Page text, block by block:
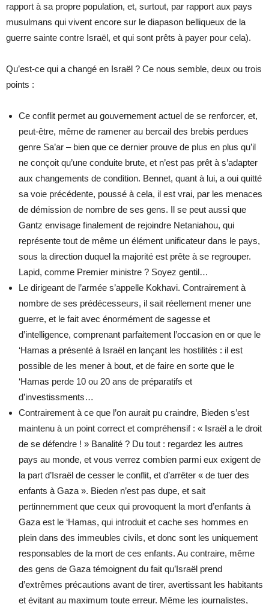
rapport à sa propre population, et, surtout, par rapport aux pays
musulmans qui vivent encore sur le diapason belliqueux de la
guerre sainte contre Israël, et qui sont prêts à payer pour cela).
Qu’est-ce qui a changé en Israël ? Ce nous semble, deux ou trois
points :
Ce conflit permet au gouvernement actuel de se renforcer, et,
peut-être, même de ramener au bercail des brebis perdues
genre Sa’ar – bien que ce dernier prouve de plus en plus qu’il
ne conçoit qu’une conduite brute, et n’est pas prêt à s’adapter
aux changements de condition. Bennet, quant à lui, a oui quitté
sa voie précédente, poussé à cela, il est vrai, par les menaces
de démission de nombre de ses gens. Il se peut aussi que
Gantz envisage finalement de rejoindre Netaniahou, qui
représente tout de même un élément unificateur dans le pays,
sous la direction duquel la majorité est prête à se regrouper.
Lapid, comme Premier ministre ? Soyez gentil…
Le dirigeant de l’armée s’appelle Kokhavi. Contrairement à
nombre de ses prédécesseurs, il sait réellement mener une
guerre, et le fait avec énormément de sagesse et
d’intelligence, comprenant parfaitement l’occasion en or que le
‘Hamas a présenté à Israël en lançant les hostilités : il est
possible de les mener à bout, et de faire en sorte que le
‘Hamas perde 10 ou 20 ans de préparatifs et
d’investissments…
Contrairement à ce que l’on aurait pu craindre, Bieden s’est
maintenu à un point correct et compréhensif : « Israël a le droit
de se défendre ! » Banalité ? Du tout : regardez les autres
pays au monde, et vous verrez combien parmi eux exigent de
la part d’Israël de cesser le conflit, et d’arrêter « de tuer des
enfants à Gaza ». Bieden n’est pas dupe, et sait
pertinnemment que ceux qui provoquent la mort d’enfants à
Gaza est le ‘Hamas, qui introduit et cache ses hommes en
plein dans des immeubles civils, et donc sont les uniquement
responsables de la mort de ces enfants. Au contraire, même
des gens de Gaza témoignent du fait qu’Israël prend
d’extrêmes précautions avant de tirer, avertissant les habitants
et évitant au maximum toute erreur. Même les journalistes,